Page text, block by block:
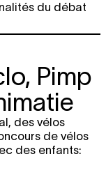
du débat
Pimp
des vélos
de vélos
des enfants: